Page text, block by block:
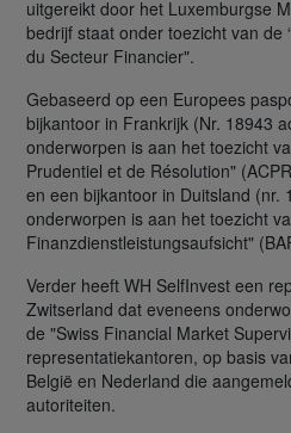
uitgereikt door het Luxemburgse
bedrijf staat onder toezicht van de
du Secteur Financier".
Gebaseerd op een Europees
bijkantoor in Frankrijk (Nr. 18943
onderworpen is aan het toezicht
Prudentiel et de Résolution"
en een bijkantoor in Duitsland (nr.
onderworpen is aan het toezicht
Finanzdienstleistungsaufsicht"
Verder heeft WH SelfInvest een
Zwitserland dat eveneens
de "Swiss Financial Market
representatiekantoren, op basis
België en Nederland die
autoriteiten.